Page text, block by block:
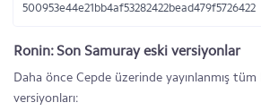
500953e44e21bb4af53282422bead479f5726422
Ronin: Son Samuray eski versiyonlar
Daha önce Cepde üzerinde yayınlanmış
versiyonları: